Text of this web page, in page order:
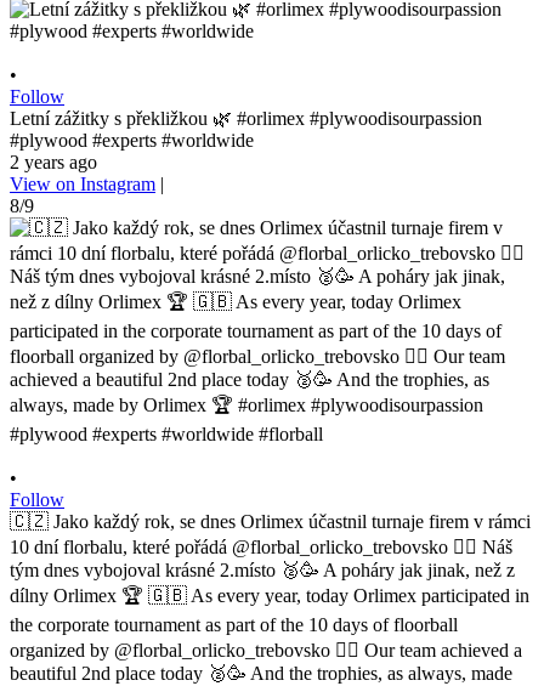
•
Follow
Letní zážitky s překližkou 🌿 #orlimex #plywoodisourpassion
#plywood #experts #worldwide
2 years ago
View on Instagram |
8/9
•
Follow
🇨🇿 Jako každý rok, se dnes Orlimex účastnil turnaje firem v rámci
10 dní florbalu, které pořádá @florbal_orlicko_trebovsko 👍🏼 Náš
tým dnes vybojoval krásné 2.místo 🥈🥳 A poháry jak jinak, než z
dílny Orlimex 🏆 🇬🇧 As every year, today Orlimex participated in
the corporate tournament as part of the 10 days of floorball
organized by @florbal_orlicko_trebovsko 👍🏼 Our team achieved a
beautiful 2nd place today 🥈🥳 And the trophies, as always, made